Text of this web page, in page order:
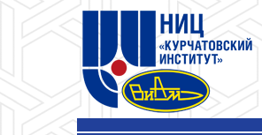
Перейти к основному содержанию